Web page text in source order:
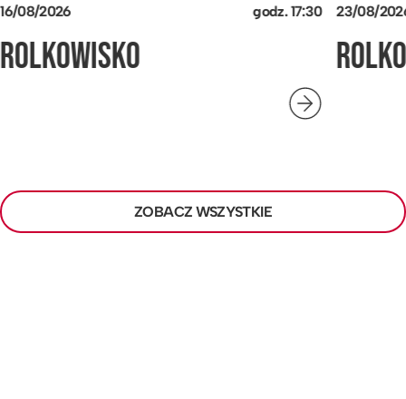
16/08/2026 godz.17:30
ROLKOWISKO
23/08/
ZOBACZ WSZYSTKIE